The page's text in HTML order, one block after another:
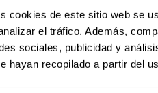
cookies de este sitio web se
el tráfico. Además,
sociales, publicidad y
hayan recopilado a partir del